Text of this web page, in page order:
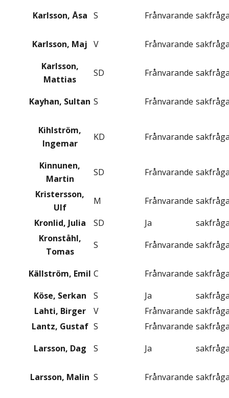
Karlsson, Åsa S Frånvarande
Karlsson, Maj V Frånvarande
Karlsson,
Mattias
SD Frånvarande
Kayhan, Sultan S Frånvarande
Kihlström,
Ingemar
KD Frånvarande
Kinnunen,
Martin
SD Frånvarande
Kristersson,
Ulf
M Frånvarande
Kronlid, Julia
SD Ja
Kronståhl,
Tomas
S Frånvarande
Källström, Emil C Frånvarande
Köse, Serkan
S Ja
Lahti, Birger
V Frånvarande
Lantz, Gustaf S Frånvarande
Larsson, Dag
S Ja
Larsson, Malin S Frånvarande